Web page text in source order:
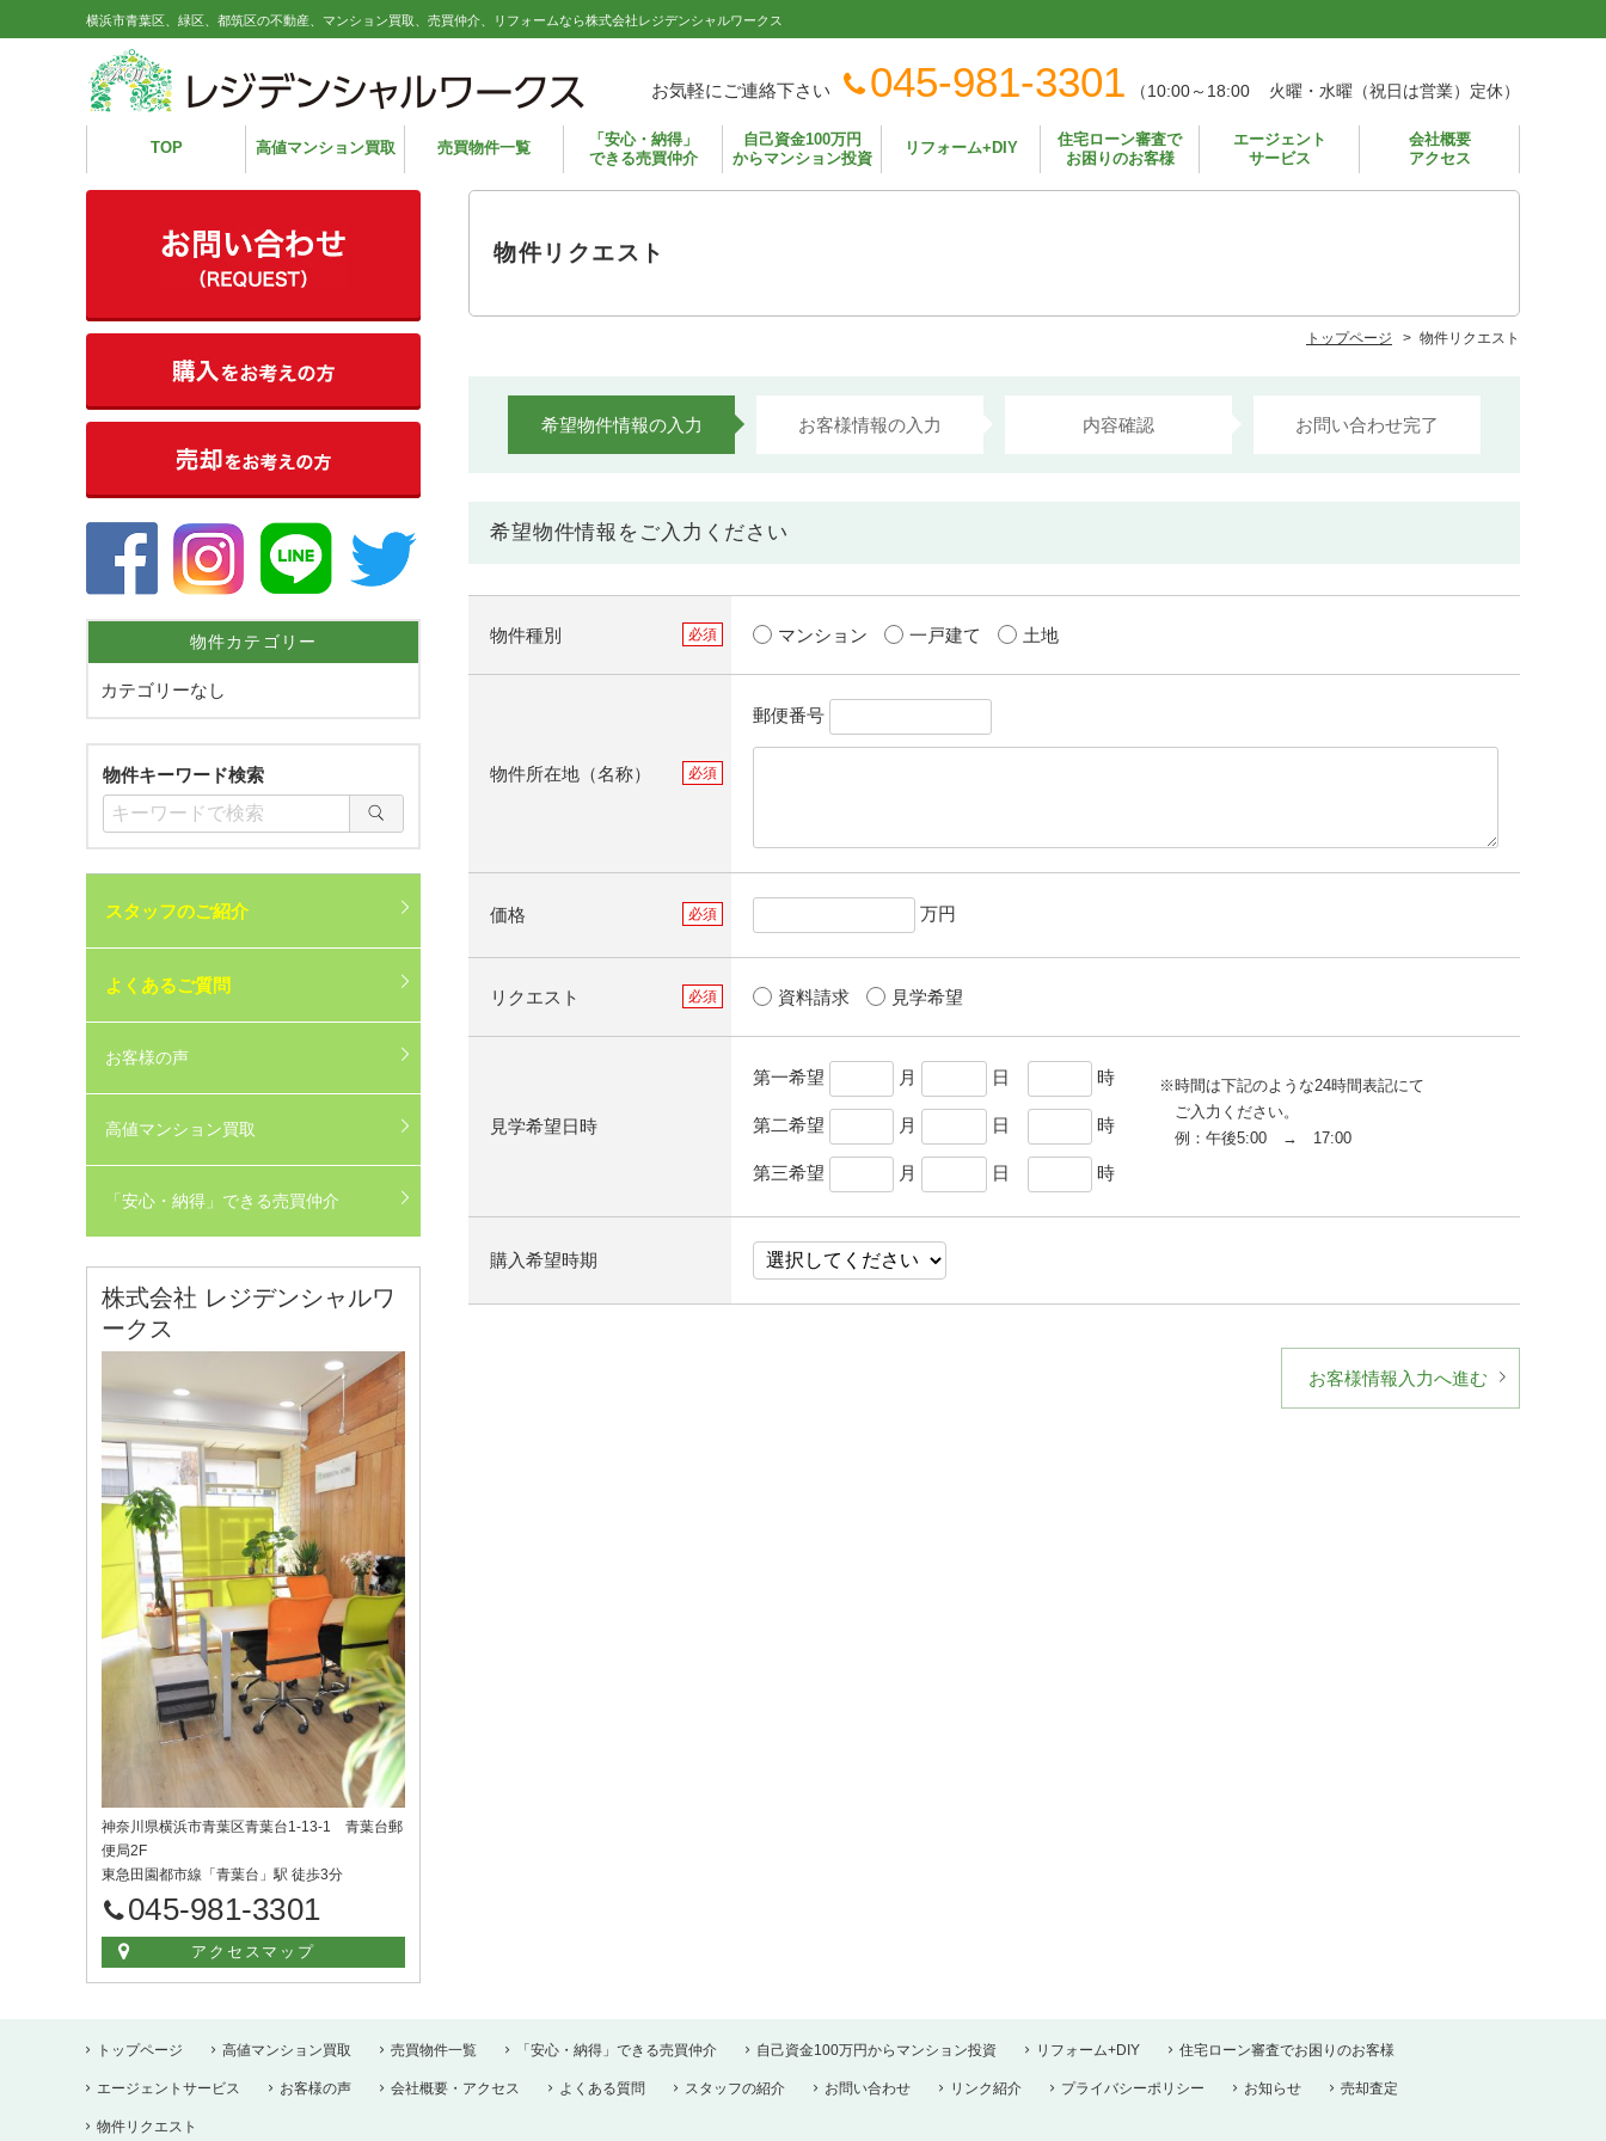
横浜市青葉区、緑区、都筑区の不動産、マンション買取、売買仲介、リフォームなら株式会社レジデンシャルワークス
お気軽にご連絡下さい 045-981-3301 （10:00～18:00 火曜・水曜（祝日は営業） 定休）
TOP 高値マンション買取 売買物件一覧
「安心・納得」
できる売買仲介
自己資金100万円
からマンション投資
リフォーム+DIY
住宅ローン審査で
お困りのお客様
エージェント
サービス
会社概要
アクセス
物件リクエスト
トップページ 物件リクエスト
希望物件情報の入力 お客様情報の入力 内容確認 お問い合わせ完了
希望物件情報をご入力ください
物件種別 マンション 一戸建て 土地
物件所在地（名称）
郵便番号
価格 万円
リクエスト 資料請求 見学希望
見学希望日時
第一希望 月 日 時
第二希望 月 日 時
第三希望 月 日 時
※時間は下記のような24時間表記にて
ご入力ください。
例：午後5:00 → 17:00
購入希望時期
お客様情報入力へ進む
物件カテゴリー
カテゴリーなし
物件キーワード検索
スタッフのご紹介
よくあるご質問
お客様の声
高値マンション買取
「安心・納得」できる売買仲介
株式会社 レジデンシャルワ
ークス
神奈川県横浜市青葉区青葉台1-13-1 青葉台郵
便局2F
東急田園都市線「青葉台」駅 徒歩3分
045-981-3301
アクセスマップ
トップページ 高値マンション買取 売買物件一覧 「安心・納得」できる売買仲介 自己資金100万円からマンション投資 リフォーム+DIY 住宅ローン審査でお困りのお客様
エージェントサービス お客様の声 会社概要・アクセス よくある質問 スタッフの紹介 お問い合わせ リンク紹介 プライバシーポリシー お知らせ 売却査定
物件リクエスト